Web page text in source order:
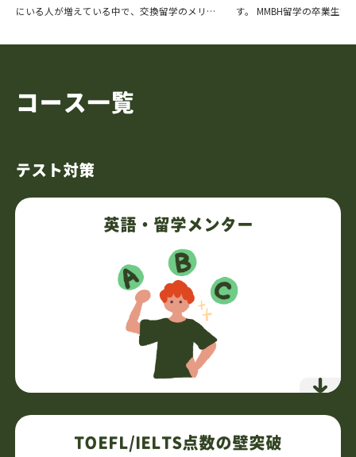
にいる人が増えている中で、交換留学のメリッ
ないことを、記事にまとめました。 「交換留
す。 MMBH留学の卒業生で
げたか、英語資格の点数
コース一覧
テスト対策
英語・留学メンター
インプットより実践重視
TOEFL/IELTS点数の壁突破